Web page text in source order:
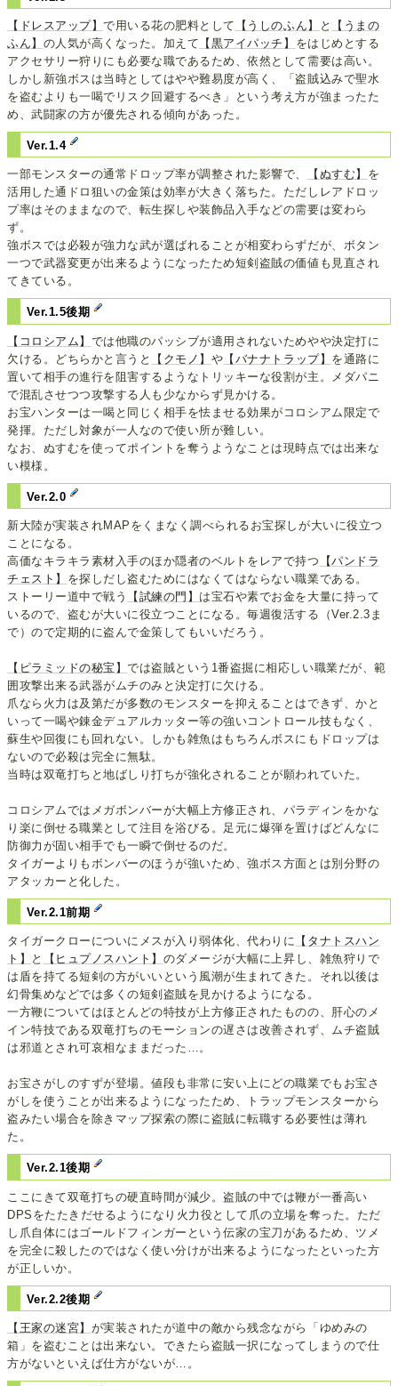
【ドレスアップ】で用いる花の肥料として 【うしのふん】 と
【うまの
ふん】 の人気が高くなった。加えて 【黒アイパッチ】 をはじめとする
アクセサリー狩りにも必要な職であるため、依然として需要は高い。
しかし新強ボスは当時としてはやや難易度が高く、「盗賊込みで聖水
を盗むよりも一喝でリスク回避するべき」という考え方が強まったた
め、武闘家の方が優先される傾向があった。
Ver.1.4
一部モンスターの通常ドロップ率が調整された影響で、 【ぬすむ】 を
活用した通ドロ狙いの金策は効率が大きく落ちた。ただしレアドロッ
プ率はそのままなので、転生探しや装飾品入手などの需要は変わら
ず。
強ボスでは必殺が強力な武が選ばれることが相変わらずだが、ボタン
一つで武器変更が出来るようになったため短剣盗賊の価値も見直され
てきている。
Ver.1.5後期
【コロシアム】 では他職のパッシブが適用されないためやや決定打に
欠ける。どちらかと言うと
【クモノ】 や 【バナナトラップ】 を通路に
置いて相手の進行を阻害するようなトリッキーな役割が主。メダパニ
で混乱させつつ攻撃する人も少なからず見かける。
お宝ハンターは一喝と同じく相手を怯ませる効果がコロシアム限定で
発揮。ただし対象が一人なので使い所が難しい。
なお、ぬすむを使ってポイントを奪うようなことは現時点では出来な
い模様。
Ver.2.0
新大陸が実装されMAPをくまなく調べられるお宝探しが大いに役立つ
ことになる。
高価なキラキラ素材入手のほか隠者のベルトをレアで持つ
【パンドラ
チェスト】 を探しだし盗むためにはなくてはならない職業である。
ストーリー道中で戦う
【試練の門】 は宝石や素でお金を大量に持って
いるので、盗むが大いに役立つことになる。毎週復活する（Ver.2.3ま
で）ので定期的に盗んで金策してもいいだろう。
【ピラミッドの秘宝】では盗賊という1番盗掘に相応しい職業だが、範
囲攻撃出来る武器がムチのみと決定打に欠ける。
爪なら火力は及第だが多数のモンスターを抑えることはできず、かと
いって一喝や錬金デュアルカッター等の強いコントロール技もなく、
蘇生や回復にも回れない。しかも雑魚はもちろんボスにもドロップは
ないので必殺は完全に無駄。
当時は双竜打ちと地ばしり打ちが強化されることが願われていた。
コロシアムではメガボンバーが大幅上方修正され、パラディンをかな
り楽に倒せる職業として注目を浴びる。足元に爆弾を置けばどんなに
防御力が固い相手でも一瞬で倒せるのだ。
タイガーよりもボンバーのほうが強いため、強ボス方面とは別分野の
アタッカーと化した。
Ver.2.1前期
タイガークローについにメスが入り弱体化、代わりに 【タナトスハン
ト】
と 【ヒュプノスハント】 のダメージが大幅に上昇し、雑魚狩りで
は盾を持てる短剣の方がいいという風潮が生まれてきた。それ以後は
幻骨集めなどでは多くの短剣盗賊を見かけるようになる。
一方鞭についてはほとんどの特技が上方修正されたものの、肝心のメ
イン特技である双竜打ちのモーションの遅さは改善されず、ムチ盗賊
は邪道とされ可哀相なままだった…。
お宝さがしのすずが登場。値段も非常に安い上にどの職業でもお宝さ
がしを使うことが出来るようになったため、トラップモンスターから
盗みたい場合を除きマップ探索の際に盗賊に転職する必要性は薄れ
た。
Ver.2.1後期
ここにきて双竜打ちの硬直時間が減少。盗賊の中では鞭が一番高い
DPSをたたきだせるようになり火力役として爪の立場を奪った。ただ
し爪自体にはゴールドフィンガーという伝家の宝刀があるため、ツメ
を完全に殺したのではなく使い分けが出来るようになったといった方
が正しいか。
Ver.2.2後期
【王家の迷宮】 が実装されたが道中の敵から残念ながら「ゆめみの
箱」を盗むことは出来ない。できたら盗賊一択になってしまうので仕
方がないといえば仕方がないが…。